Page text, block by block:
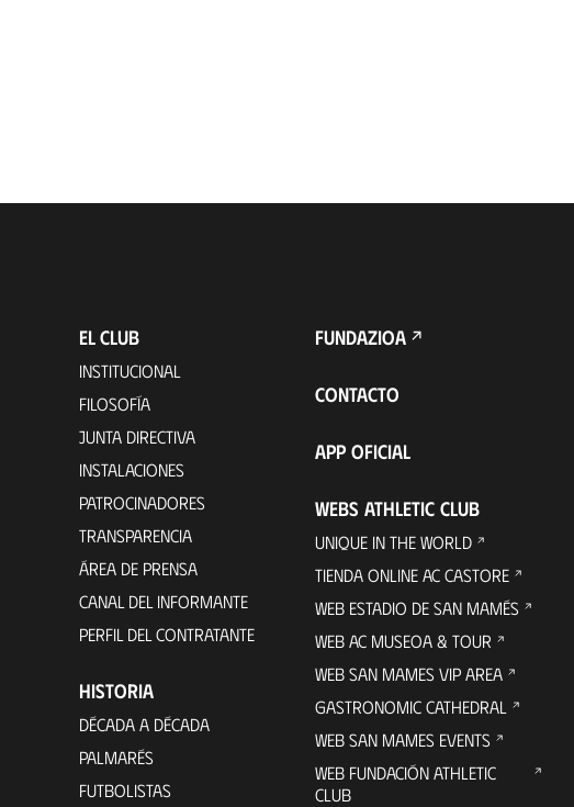
EL CLUB
INSTITUCIONAL
FILOSOFÍA
JUNTA DIRECTIVA
INSTALACIONES
PATROCINADORES
TRANSPARENCIA
ÁREA DE PRENSA
CANAL DEL INFORMANTE
PERFIL DEL CONTRATANTE
HISTORIA
DÉCADA A DÉCADA
PALMARÉS
FUTBOLISTAS
FUNDAZIOA
CONTACTO
APP OFICIAL
WEBS ATHLETIC CLUB
UNIQUE IN THE WORLD
TIENDA ONLINE AC CASTORE
WEB ESTADIO DE SAN MAMÉS
WEB AC MUSEOA & TOUR
WEB SAN MAMES VIP AREA
GASTRONOMIC CATHEDRAL
WEB SAN MAMES EVENTS
WEB FUNDACIÓN ATHLETIC
CLUB